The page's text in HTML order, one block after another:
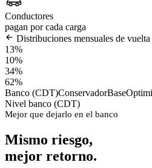
Conductores
pagan por cada carga
Distribuciones mensuales de
13%
10%
34%
62%
Banco (CDT)ConservadorBase
Nivel banco (CDT)
Mejor que dejarlo en el banco
Mismo riesgo,
mejor retorno.